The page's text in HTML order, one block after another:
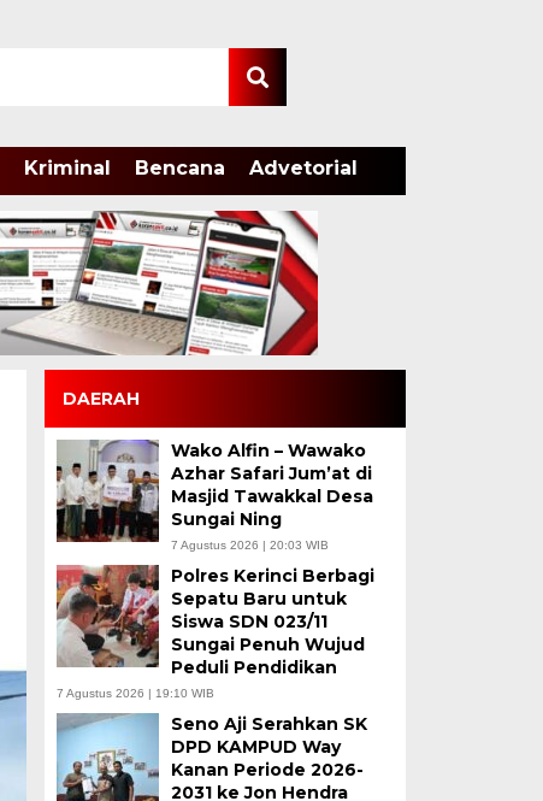
Kriminal Bencana Advetorial
DAERAH
Wako Alfin – Wawako
Azhar Safari Jum’at di
Masjid Tawakkal Desa
Sungai Ning
7 Agustus 2026 | 20:03 WIB
Polres Kerinci Berbagi
Sepatu Baru untuk
Siswa SDN 023/11
Sungai Penuh Wujud
Peduli Pendidikan
7 Agustus 2026 | 19:10 WIB
Seno Aji Serahkan SK
DPD KAMPUD Way
Kanan Periode 2026-
2031 ke Jon Hendra